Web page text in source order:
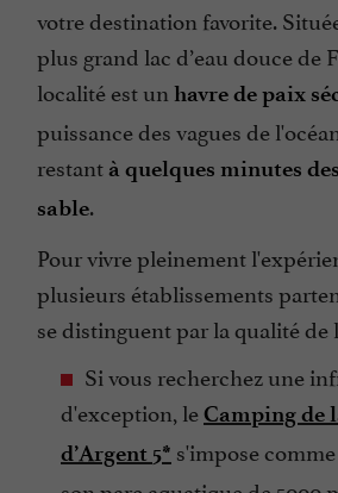
votre destination favorite.
plus grand lac d’eau douce de
localité est un havre de paix
puissance des vagues de
restant à quelques minutes
sable.
Pour vivre pleinement
plusieurs établissements
se distinguent par la qualité de
Si vous recherchez une
d'exception, leCamping de
d’Argent 5* s'impose